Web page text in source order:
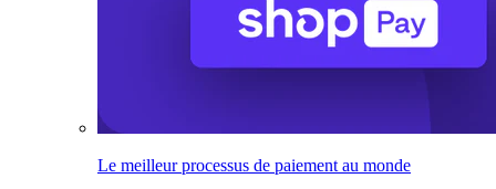
Le meilleur processus de paiement au monde